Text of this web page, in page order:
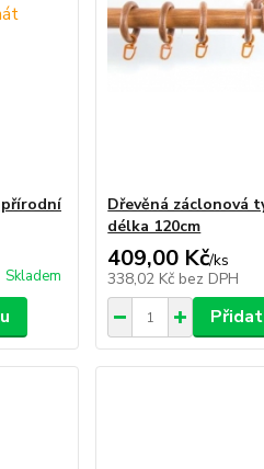
přírodní
Skladem
Dřevěná záclonová
délka 120cm
409,00 Kč/ks
338,02 Kč bez DPH